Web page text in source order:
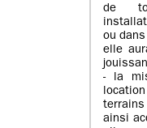
de
ou
elle
- la
ainsi